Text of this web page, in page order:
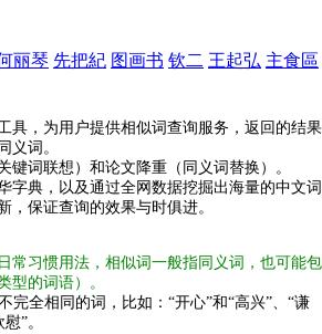
丽琴 先把紀 图画书 钦二 王起弘 主食區
具，为用户提供相似词查询服务，返回的结果
义词。
键词联想）和论文降重（同义词替换）。
字典，以及通过全网数据挖掘出海量的中文词
，保证查询的效果与时俱进。
常习惯用法，相似词一般指同义词，也可能包
型的词语）。
完全相同的词，比如：“开心”和“高兴”、“谦
”。